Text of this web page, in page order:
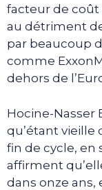
facteur de
au détriment
par beaucoup
comme
dehors de
Hocine-Nasser
qu’étant vieille
fin de cycle, en
affirment
dans onze